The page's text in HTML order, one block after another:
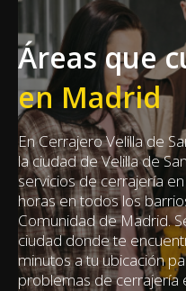
Áreas que
en Madrid
En Cerrajero Velilla de
la ciudad de Velilla de
servicios de cerrajería
horas en todos los
Comunidad de Madrid.
ciudad donde te
minutos a tu ubicación
problemas de cerrajería